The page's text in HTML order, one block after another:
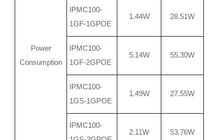
Power
Consumption
IPMC100-
1GF-1GPOE
1.44W 28.51W
IPMC100-
1GF-2GPOE
5.14W 55.30W
IPMC100-
1GS-1GPOE
1.49W 27.55W
IPMC100-
2.11W 53.76W